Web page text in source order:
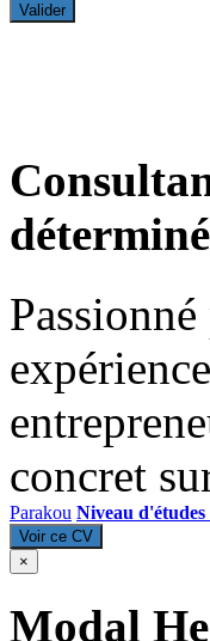
Valider
concret
Parakou Niveau d'études
Voir ce CV
×
Modal